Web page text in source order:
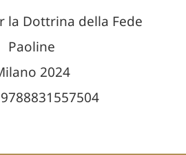
la Dottrina della Fede
Paoline
2024